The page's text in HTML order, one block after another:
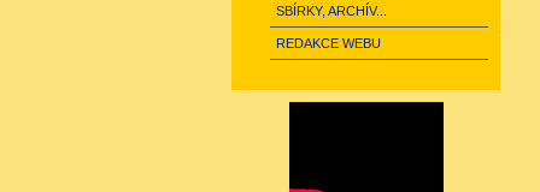
SBÍRKY, ARCHÍV...
REDAKCE WEBU